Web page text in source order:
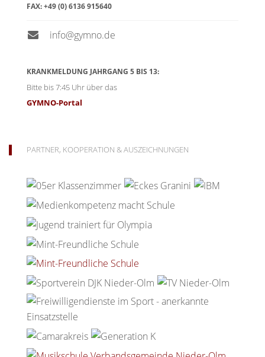
FAX:+49 (0) 6136 915640
info@gymno.de
KRANKMELDUNG JAHRGANG 5 BIS 13:
Bitte bis 7:45 Uhr über das
GYMNO-Portal
PARTNER, KOOPERATION & AUSZEICHNUNGEN